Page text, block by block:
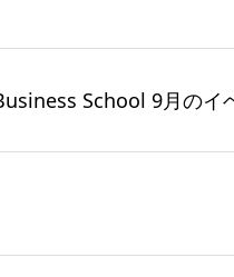
School 9月のイ